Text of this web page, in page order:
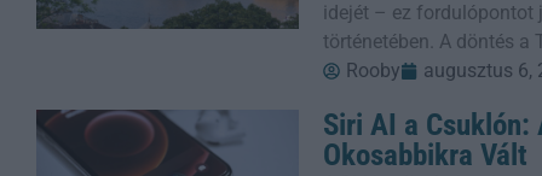
idejét – ez fordulópontot
történetében. A döntés a
Rooby
augusztus 6,
Siri AI a Csuklón:
Okosabbikra Vált